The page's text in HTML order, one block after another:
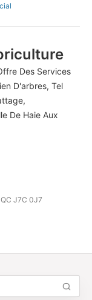
Des Services
D'arbres, Tel
De Haie Aux
J7C 0J7